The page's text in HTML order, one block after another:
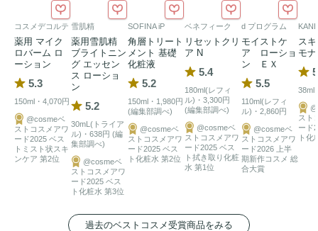
コスメデコルテ
薬用 マイク
ロバーム ロ
ーション
5.3
150ml・4,070円
@cosmeベ
ストコスメアワ
ード2025 ベス
トミスト状スキ
ンケア 第2位
雪肌精
薬用雪肌精
ブライトニン
グ エッセン
ス ローショ
ン
5.2
30mL(トライア
ル)・638円 (編
集部調べ)
@cosmeベ
ストコスメアワ
ード2025 ベス
ト化粧水 第3位
SOFINA iP
角層トリート
メント 基礎
化粧液
5.2
150ml・1,980円
(編集部調べ)
@cosmeベ
ストコスメアワ
ード2025 ベス
ト化粧水 第2位
ベネフィーク
リセットクリ
ア N
5.4
180ml(レフィ
ル)・3,300円
(編集部調べ)
@cosmeベ
ストコスメアワ
ード2025 ベス
ト拭き取り化粧
水 第1位
d プログラム
モイストケ
ア ローショ
ン ＥＸ
5.5
110ml(レフィ
ル)・2,860円
@cosmeベ
ストコスメアワ
ード2026 上半
期新作コスメ 総
合大賞
ス
モ
38ml
スト
ード
ト化
過去のベストコスメ受賞商品をみる